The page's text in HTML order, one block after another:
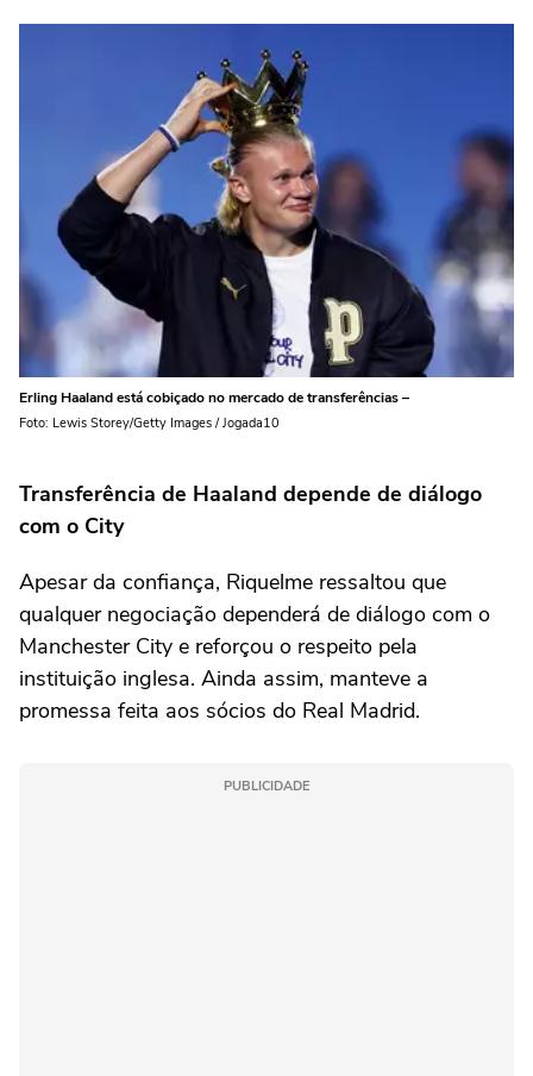
Erling Haaland está cobiçado no mercado de transferências –
Foto: Lewis Storey/Getty Images / Jogada10
Transferência de Haaland depende de diálogo
com o City
Apesar da confiança, Riquelme ressaltou que
qualquer negociação dependerá de diálogo com o
Manchester City e reforçou o respeito pela
instituição inglesa. Ainda assim, manteve a
promessa feita aos sócios do Real Madrid.
PUBLICIDADE